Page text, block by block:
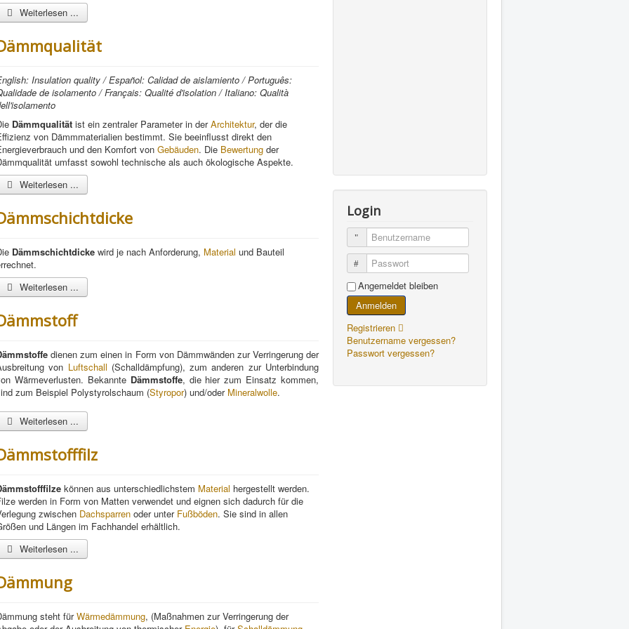
Weiterlesen ...
Insulation quality / Español: Calidad de aislamiento / Português:
de isolamento / Français: Qualité d'isolation / Italiano: Qualità
Dämmqualität ist ein zentraler Parameter in derArchitektur, der die
von Dämmmaterialien bestimmt. Sie beeinflusst direkt den
und den Komfort von Gebäuden. Die Bewertung der
umfasst sowohl technische als auch ökologische Aspekte.
Weiterlesen ...
Dämmschichtdicke wird je nach Anforderung, Material und Bauteil
Weiterlesen ...
e dienen zum einen in Form von Dämmwänden zur Verringerung der
von Luftschall (Schalldämpfung), zum anderen zur Unterbindung
Wärmeverlusten. Bekannte Dämmstoffe, die hier zum Einsatz kommen,
zum Beispiel Polystyrolschaum (Styropor) und/oder Mineralwolle.
Weiterlesen ...
e können aus unterschiedlichstem Material hergestellt werden.
werden in Form von Matten verwendet und eignen sich dadurch für die
zwischen Dachsparren oder unter Fußböden. Sie sind in allen
und Längen im Fachhandel erhältlich.
Weiterlesen ...
steht fürWärmedämmung, (Maßnahmen zur Verringerung der
Login
Benutzername
Passwort
Angemeldet bleiben
Anmelden
Registrieren
Benutzername vergessen?
Passwort vergessen?